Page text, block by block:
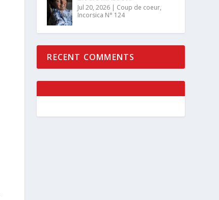
Jul 20, 2026 | Coup de coeur,
Incorsica N° 124
RECENT COMMENTS